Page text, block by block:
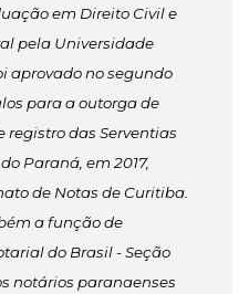
em Direito Civil e
pela Universidade
aprovado no segundo
para a outorga de
registro das Serventias
Paraná, em 2017,
de Notas de Curitiba.
a função de
do Brasil - Seção
notários paranaenses